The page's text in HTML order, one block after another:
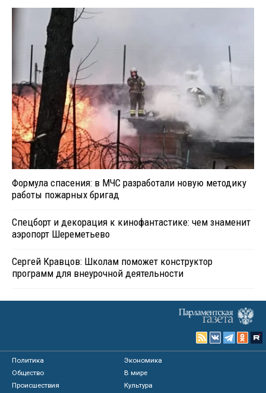
Формула спасения: в МЧС разработали новую методику
работы пожарных бригад
Спецборт и декорация к кинофантастике: чем знаменит
аэропорт Шереметьево
Сергей Кравцов: Школам поможет конструктор
программ для внеурочной деятельности
Политика
Экономика
Общество
В мире
Происшествия
Культура